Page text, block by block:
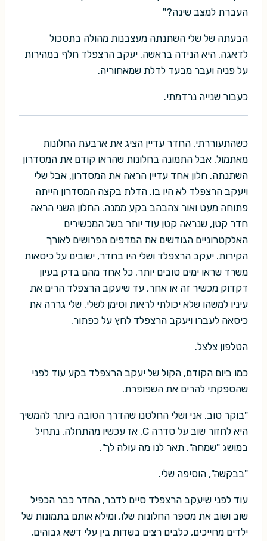
העברת למצב שינה?"
הבעתה של שלי השתנתה מעצבנות מהולה בתסכול
לדאגה. היא הנידה בראשה. יעקב הרצפלד חלף במהירות
על פניה ועבר מבעד לדלת שמאחוריה.
כעבור שנייה נרדמתי.
כשהתעוררתי, החדר עדיין הציג את ארבעת החלונות
מאתמול, אבל התמונה בחלונות שהראו קודם את המסדרון
השתנתה. חלון אחד עדיין הראה את המסדרון, אבל שלי
ויעקב הרצפלד לא היו בו. הדלת בקצה המסדרון הייתה
פתוחה מעט ואור צהבהב בקע ממנה. החלון השני הראה
חדר קטן, שנראה קטן עוד יותר בשל המכשירים
האלקטרוניים הגודשים את המדפים הפרושים לאורך
הקירות. יעקב הרצפלד ושלי היו בחדר, ישובים על כיסאות
משרד שראו ימים טובים יותר. כל אחד מהם בדק בעיון
דקדוק מכשיר זה או אחר, עד שיעקב הרצפלד הרים את
עיניו למשהו שלא יכולתי לראות וסימן לשלי. שלי גררה את
כיסאה לעברו ויעקב הרצפלד לחץ על כפתור.
הטלפון צלצל.
כמו ביום הקודם, הקול של יעקב הרצפלד בקע עוד לפני
שהספקתי להרים את השפופרת.
"בוקר טוב. אני ושלי החלטנו שהדרך הטובה ביותר להמשיך
היא לחזור שוב על סדרה C. אז עכשיו מהתחלה, נתחיל
במושג "שמחה". תאר לנו מה עולה לך".
"בבקשה", הוסיפה שלי.
עוד לפני שיעקב הרצפלד סיים לדבר, החדר כבר הכפיל
שוב ושוב את מספר החלונות שלו, ומילא אותם בתמונות של
ילדים מחייכים, כלבים רצים בשדות בין עלי דשא גבוהים,